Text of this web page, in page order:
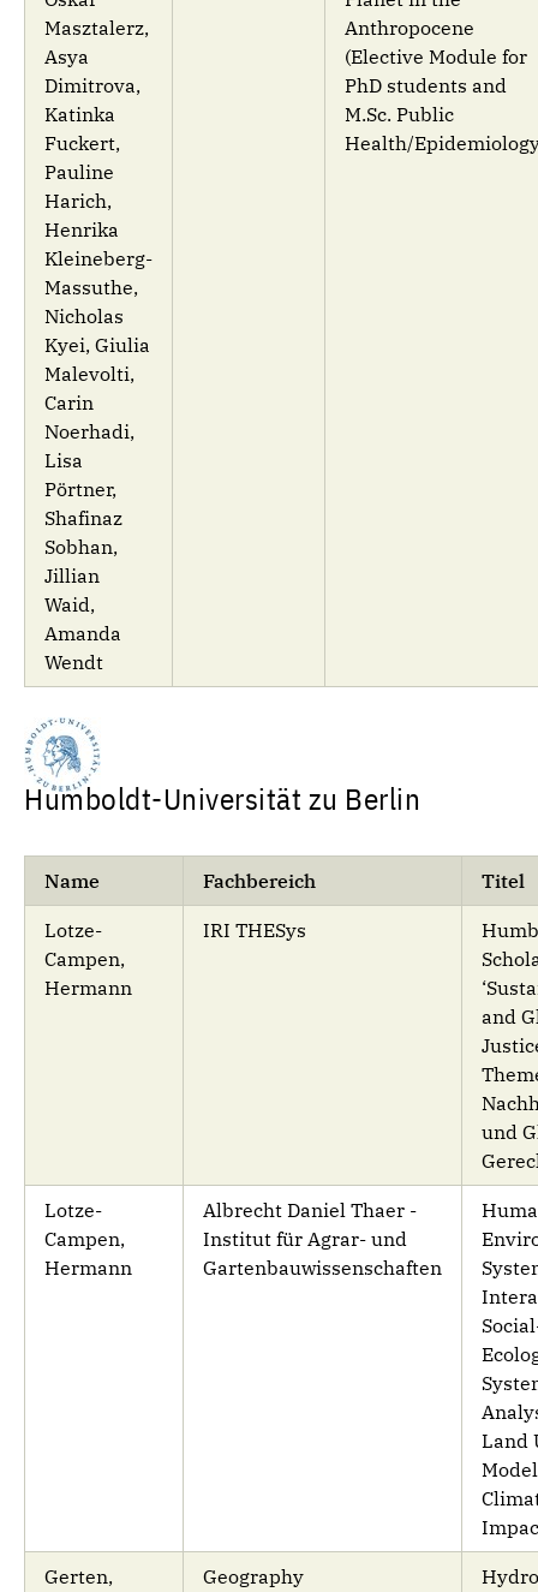
Masztalerz,
Asya
Dimitrova,
Katinka
Fuckert,
Pauline
Harich,
Henrika
Kleineberg-
Massuthe,
Nicholas
Kyei, Giulia
Malevolti,
Carin
Noerhadi,
Lisa
Pörtner,
Shafinaz
Sobhan,
Jillian
Waid,
Amanda
Wendt
Anthropocene
(Elective Module for
PhD students and
M.Sc. Public
Health/
Humboldt-Universität zu Berlin
Name Fachbereich Titel
Lotze-
Campen,
Hermann
IRI THESys
and
und
Lotze-
Campen,
Hermann
Albrecht Daniel Thaer -
Institut für Agrar- und
Gartenbauwissenschaften
Land
Gerten, Geography